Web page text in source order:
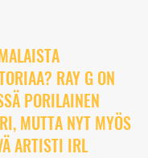
RAY G ON
PORILAINEN
MUTTA NYT MYÖS
ARTISTI IRL